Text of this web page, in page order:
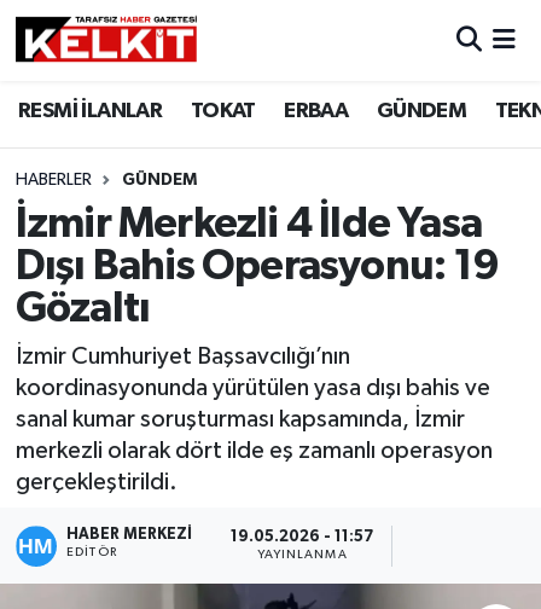
RESMİ İLANLAR TOKAT ERBAA GÜNDEM
HABERLER GÜNDEM
İzmir Merkezli 4 İlde Yasa
Dışı Bahis Operasyonu: 19
Gözaltı
İzmir Cumhuriyet Başsavcılığı’nın
koordinasyonunda yürütülen yasa dışı bahis ve
sanal kumar soruşturması kapsamında, İzmir
merkezli olarak dört ilde eş zamanlı operasyon
gerçekleştirildi.
HABER MERKEZİ
EDITÖR
19.05.2026 - 11:57
YAYINLANMA